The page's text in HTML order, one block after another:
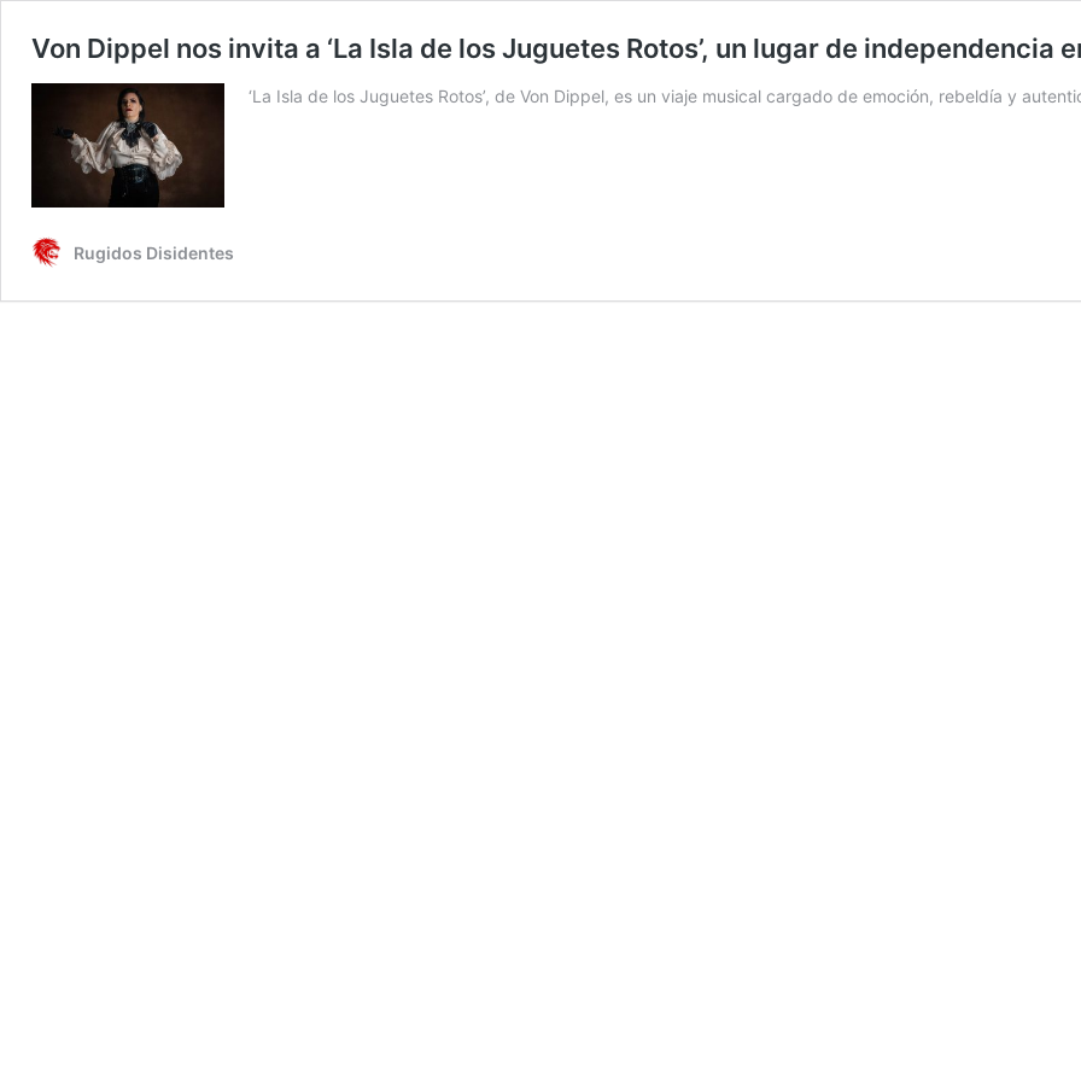
Von Dippel nos invita a ‘La Isla de los Juguetes Rotos’, un lugar de independencia
‘La Isla de los Juguetes Rotos’, de Von Dippel, es un viaje musical cargado de emoción, rebeldía y
Rugidos Disidentes